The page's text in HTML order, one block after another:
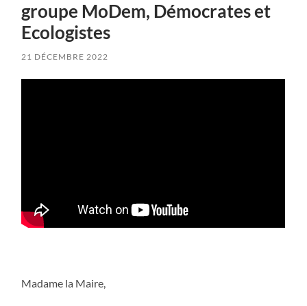
groupe MoDem, Démocrates et
Ecologistes
21 DÉCEMBRE 2022
Madame la Maire,